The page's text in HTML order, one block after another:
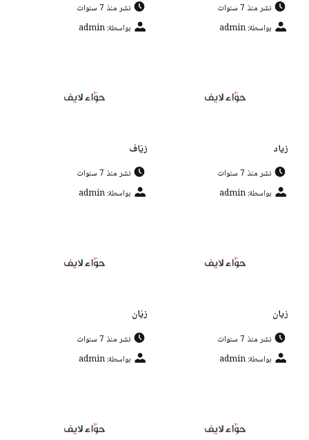
نشر منذ 7 سنوات
بواسطة: admin
نشر منذ 7 سنوات
بواسطة: admin
زياد
نشر منذ 7 سنوات
بواسطة: admin
زيَاف
نشر منذ 7 سنوات
بواسطة: admin
زيان
نشر منذ 7 سنوات
بواسطة: admin
زيَان
نشر منذ 7 سنوات
بواسطة: admin